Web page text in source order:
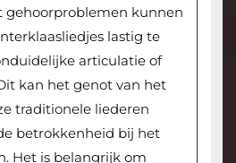
gehoorproblemen kunnen
lastig te
articulatie of
kan het genot van het
traditionele liederen
betrokkenheid bij het
Het is belangrijk om